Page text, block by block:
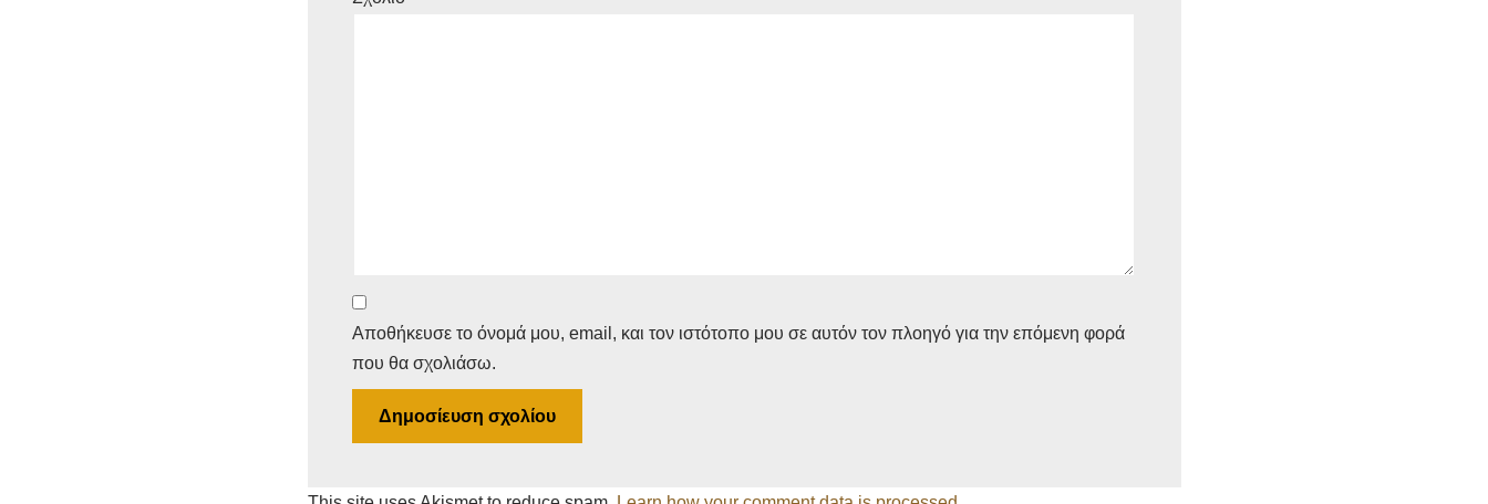
Αποθήκευσε το όνομά μου, email, και τον ιστότοπο μου σε αυτόν τον πλοηγό για την επόμενη φορά
που θα σχολιάσω.